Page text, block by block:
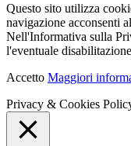
Questo sito utilizza
navigazione acconsenti
Nell'Informativa sulla
l'eventuale
Accetto Maggiori
Privacy & Cookies